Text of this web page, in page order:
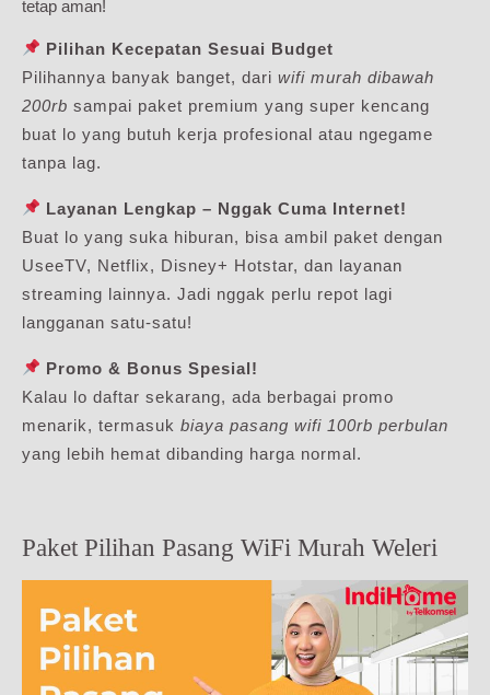
tetap aman!
Pilihan Kecepatan Sesuai Budget
Pilihannya banyak banget, dari wifi murah dibawah
200rb sampai paket premium yang super kencang
buat lo yang butuh kerja profesional atau ngegame
tanpa lag.
Layanan Lengkap – Nggak Cuma Internet!
Buat lo yang suka hiburan, bisa ambil paket dengan
UseeTV, Netflix, Disney+ Hotstar, dan layanan
streaming lainnya. Jadi nggak perlu repot lagi
langganan satu-satu!
Promo & Bonus Spesial!
Kalau lo daftar sekarang, ada berbagai promo
menarik, termasuk biaya pasang wifi 100rb perbulan
yang lebih hemat dibanding harga normal.
Paket Pilihan Pasang WiFi Murah Weleri